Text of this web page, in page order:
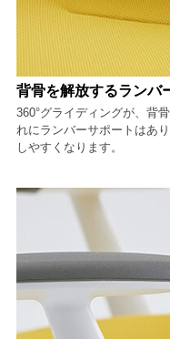
背骨を解放するランバ
360°グライディングが、背
れにランバーサポートはあ
しやすくなります。